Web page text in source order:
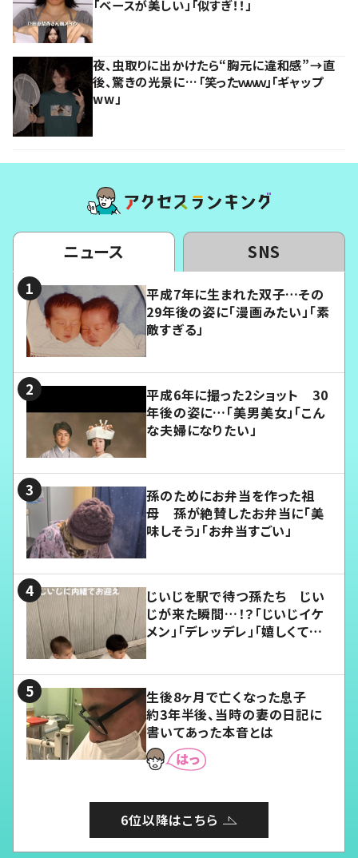
「ベースが美しい」「似すぎ！！」
夜、虫取りに出かけたら“胸元に違和感”→直
後、驚きの光景に…「笑ったｗｗｗ」「ギャップ
ww」
ニュース SNS
平成7年に生まれた双子…その
29年後の姿に「漫画みたい」「素
敵すぎる」
平成6年に撮った2ショット 30
年後の姿に…「美男美女」「こん
な夫婦になりたい」
孫のためにお弁当を作った祖
母 孫が絶賛したお弁当に「美
味しそう」「お弁当すごい」
じいじを駅で待つ孫たち じい
じが来た瞬間…！？「じいじイケ
メン」「デレッデレ」「嬉しくて可
生後8ヶ月で亡くなった息子
約3年半後、当時の妻の日記に
書いてあった本音とは
6位以降はこちら